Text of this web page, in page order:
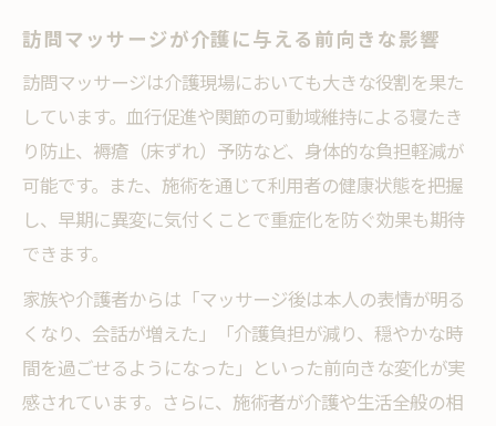
訪問マッサージが介護に与える前向きな影響
訪問マッサージは介護現場においても大きな役割を果た
しています。血行促進や関節の可動域維持による寝たき
り防止、褥瘡（床ずれ）予防など、身体的な負担軽減が
可能です。また、施術を通じて利用者の健康状態を把握
し、早期に異変に気付くことで重症化を防ぐ効果も期待
できます。
家族や介護者からは「マッサージ後は本人の表情が明る
くなり、会話が増えた」「介護負担が減り、穏やかな時
間を過ごせるようになった」といった前向きな変化が実
感されています。さらに、施術者が介護や生活全般の相